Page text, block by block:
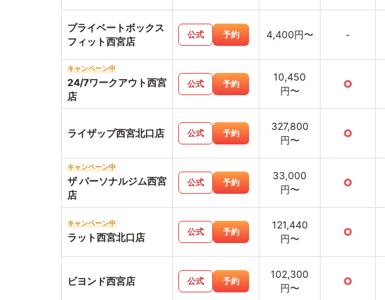
プライベートボックス
フィット西宮店
公式 予約 4,400円〜 -
キャンペーン中
24/7ワークアウト西宮
店
公式 予約
10,450
円〜
○
ライザップ西宮北口店 公式 予約
327,800
円〜
○
キャンペーン中
ザ パーソナルジム西宮
店
公式 予約
33,000
円〜
○
キャンペーン中
ラット西宮北口店 公式 予約
121,440
円〜
○
ビヨンド西宮店 公式 予約
102,300
円〜
○